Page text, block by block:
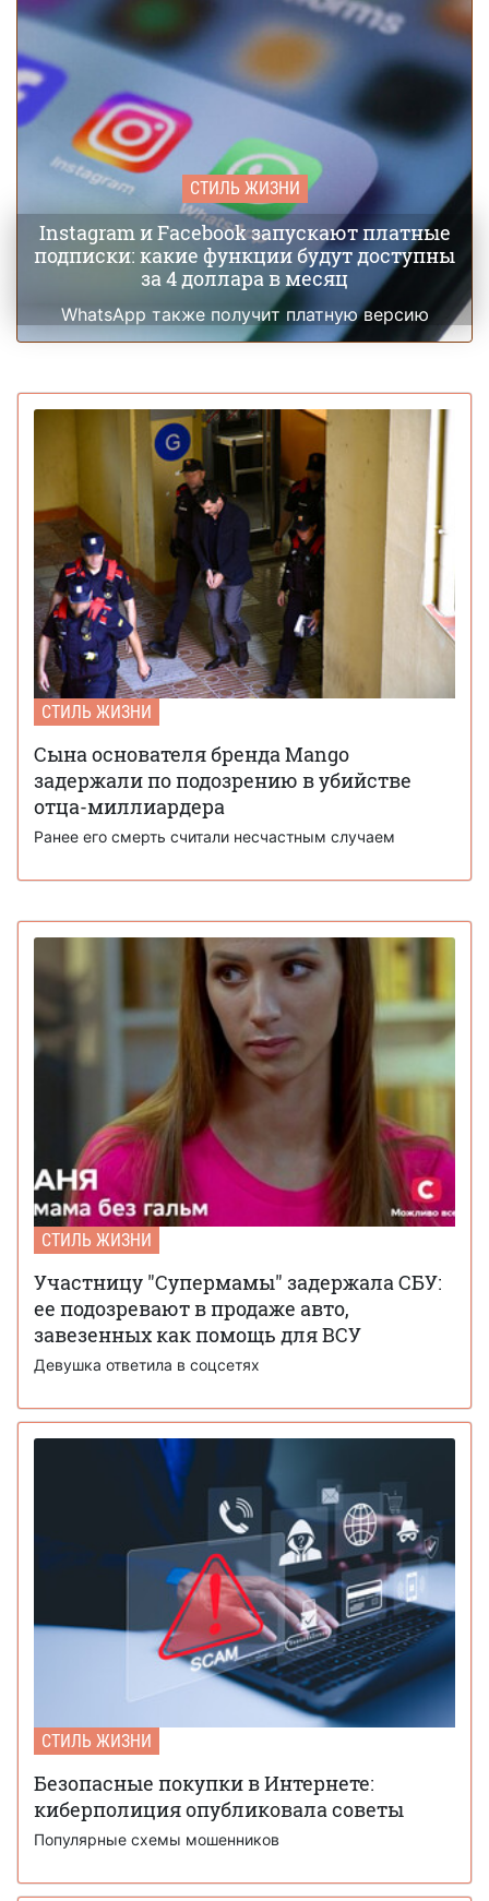
СТИЛЬ ЖИЗНИ
Instagram и Facebook запускают платные
подписки: какие функции будут доступны
за 4 доллара в месяц
WhatsApp также получит платную версию
СТИЛЬ ЖИЗНИ
Сына основателя бренда Mango
задержали по подозрению в убийстве
отца-миллиардера
Ранее его смерть считали несчастным случаем
СТИЛЬ ЖИЗНИ
Участницу "Супермамы" задержала СБУ:
ее подозревают в продаже авто,
завезенных как помощь для ВСУ
Девушка ответила в соцсетях
СТИЛЬ ЖИЗНИ
Безопасные покупки в Интернете:
киберполиция опубликовала советы
Популярные схемы мошенников